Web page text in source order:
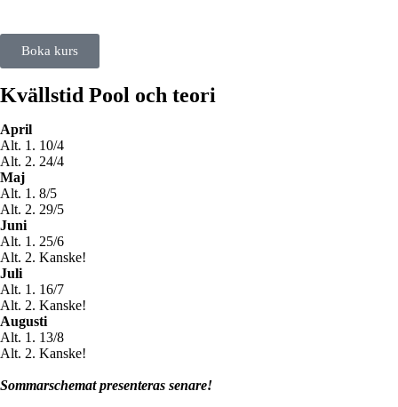
Boka kurs
Kvällstid Pool och teori
April
Alt. 1. 10/4
Alt. 2. 24/4
Maj
Alt. 1. 8/5
Alt. 2. 29/5
Juni
Alt. 1. 25/6
Alt. 2. Kanske!
Juli
Alt. 1. 16/7
Alt. 2. Kanske!
Augusti
Alt. 1. 13/8
Alt. 2. Kanske!
Sommarschemat presenteras senare!